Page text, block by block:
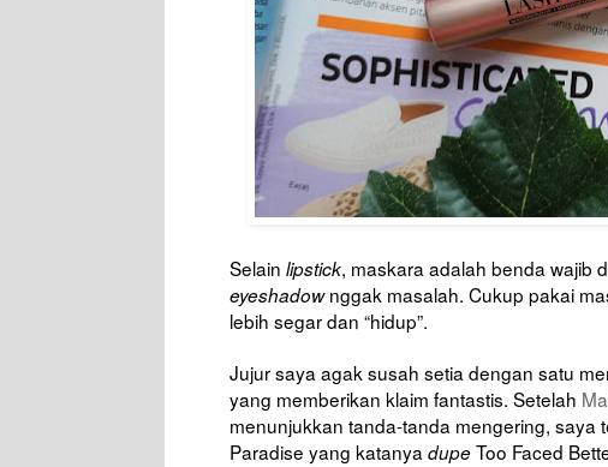
Selain lipstick, maskara adalah benda wajib
eyeshadownggak masalah. Cukup pakai
lebih segar dan “hidup”.
Jujur saya agak susah setia dengan satu
yang memberikan klaim fantastis. Setelah
menunjukkan tanda-tanda mengering, saya
Paradise yang katanya dupeToo Faced